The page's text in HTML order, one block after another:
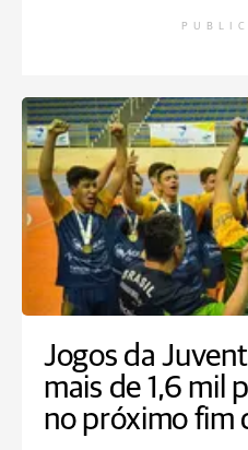
Jogos da
mais de 1,6 mil
no próximo fim